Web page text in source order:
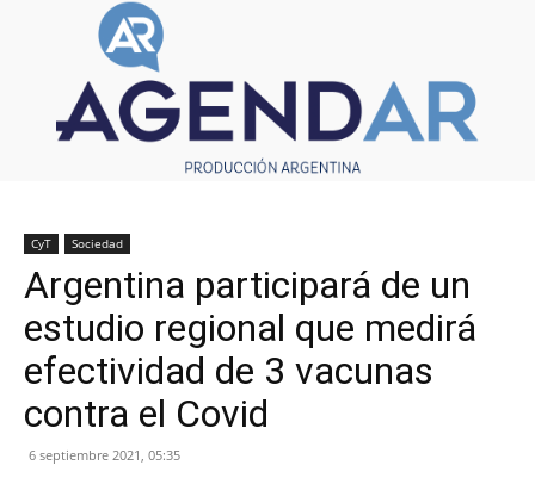
CyT Sociedad
Argentina participará de un
estudio regional que medirá
efectividad de 3 vacunas
contra el Covid
6 septiembre 2021, 05:35